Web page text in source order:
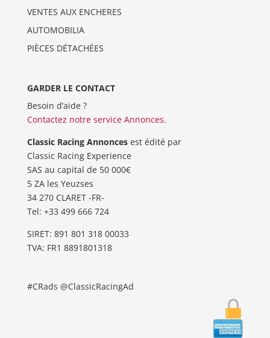
VENTES AUX ENCHERES
AUTOMOBILIA
PIÈCES DÉTACHÉES
GARDER LE CONTACT
Besoin d’aide ?
Contactez notre service Annonces.
Classic Racing Annoncesest édité par
Classic Racing Experience
SAS au capital de 50 000€
5 ZA les Yeuzses
34 270 CLARET -FR-
Tel: ‭+33 499 666 724‬
SIRET: 891 801 318 00033
TVA: FR1 8891801318
#CRads @ClassicRacingAd